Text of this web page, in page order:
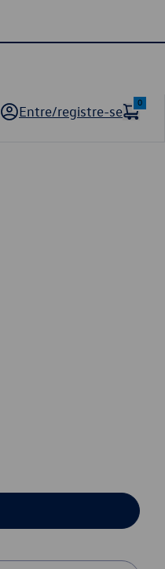
Entre/registre-se
0